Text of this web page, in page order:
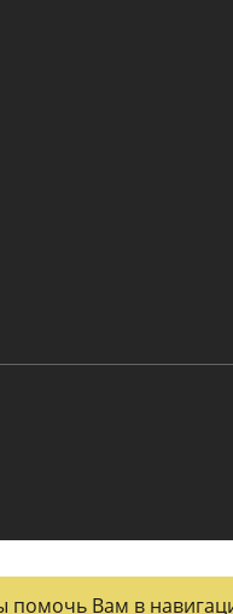
помочь Вам в